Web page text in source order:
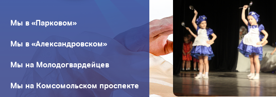
Мы в «Парковом»
Мы в «Александровском»
Мы на Молодогвардейцев
Мы на Комсомольском проспекте